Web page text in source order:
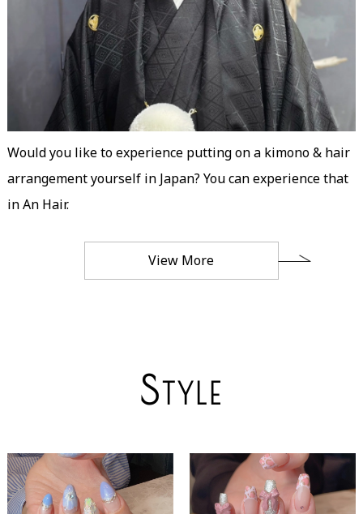
Would you like to experience putting on a kimono & hair
arrangement yourself in Japan? You can experience that
in An Hair.
View More
STYLE